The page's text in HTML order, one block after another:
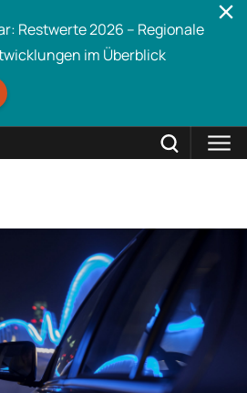
Restwerte 2026 – Regionale
im Überblick
SCHLIESSEN